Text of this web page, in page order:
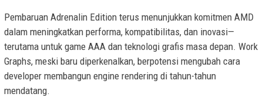
Pembaruan Adrenalin Edition terus menunjukkan komitmen AMD
dalam meningkatkan performa, kompatibilitas, dan inovasi—
terutama untuk game AAA dan teknologi grafis masa depan. Work
Graphs, meski baru diperkenalkan, berpotensi mengubah cara
developer membangun engine rendering di tahun-tahun
mendatang.